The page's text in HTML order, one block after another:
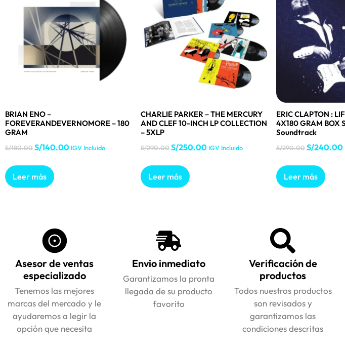
BRIAN ENO –
FOREVERANDEVERNOMORE – 180
GRAM
S/180.00S/140.00 IGV Incluido
Leer más
CHARLIE PARKER – THE MERCURY
AND CLEF 10-INCH LP COLLECTION
– 5XLP
S/290.00 S/250.00 IGV Incluido
Leer más
ERIC CLAPTON :
4X180 GRAM BOX
Soundtrack
S/290.00 S/240.00
Leer más
Asesor de ventas
especializado
Tenemos las mejores
marcas del mercado y le
ayudaremos a legir la
opción que necesita
Envio inmediato
Garantizamos la pronta
llegada de su producto
favorito
Verificación de
productos
Todos nuestros productos
son revisados y
garantizamos las
condiciones descritas